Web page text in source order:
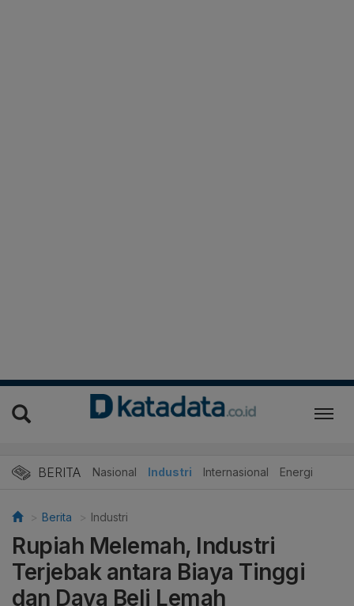
BERITA Nasional Industri Internasional Energi
Berita Industri
Rupiah Melemah, Industri
Terjebak antara Biaya Tinggi
dan Daya Beli Lemah